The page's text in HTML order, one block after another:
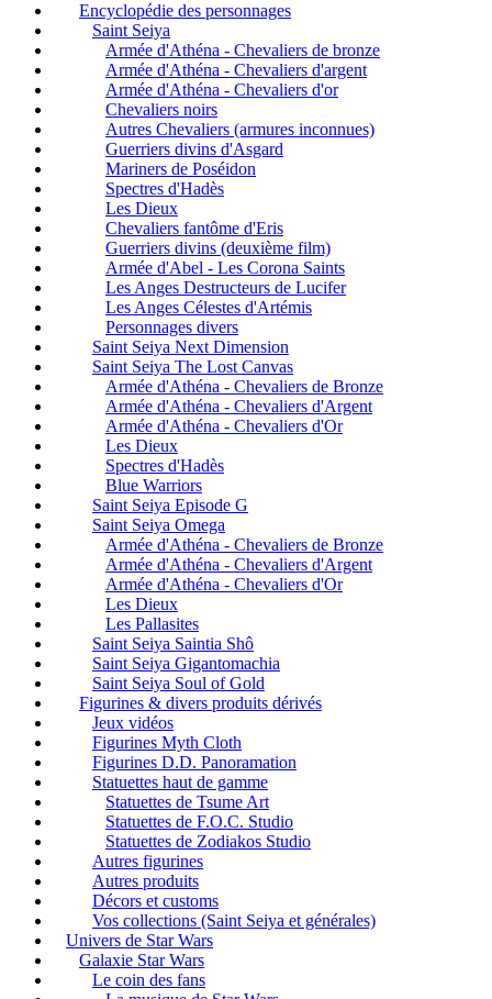
Encyclopédie des personnages
Saint Seiya
Armée d'Athéna - Chevaliers de bronze
Armée d'Athéna - Chevaliers d'argent
Armée d'Athéna - Chevaliers d'or
Chevaliers noirs
Autres Chevaliers (armures inconnues)
Guerriers divins d'Asgard
Mariners de Poséidon
Spectres d'Hadès
Les Dieux
Chevaliers fantôme d'Eris
Guerriers divins (deuxième film)
Armée d'Abel - Les Corona Saints
Les Anges Destructeurs de Lucifer
Les Anges Célestes d'Artémis
Personnages divers
Saint Seiya Next Dimension
Saint Seiya The Lost Canvas
Armée d'Athéna - Chevaliers de Bronze
Armée d'Athéna - Chevaliers d'Argent
Armée d'Athéna - Chevaliers d'Or
Les Dieux
Spectres d'Hadès
Blue Warriors
Saint Seiya Episode G
Saint Seiya Omega
Armée d'Athéna - Chevaliers de Bronze
Armée d'Athéna - Chevaliers d'Argent
Armée d'Athéna - Chevaliers d'Or
Les Dieux
Les Pallasites
Saint Seiya Saintia Shô
Saint Seiya Gigantomachia
Saint Seiya Soul of Gold
Figurines & divers produits dérivés
Jeux vidéos
Figurines Myth Cloth
Figurines D.D. Panoramation
Statuettes haut de gamme
Statuettes de Tsume Art
Statuettes de F.O.C. Studio
Statuettes de Zodiakos Studio
Autres figurines
Autres produits
Décors et customs
Vos collections (Saint Seiya et générales)
Univers de Star Wars
Galaxie Star Wars
Le coin des fans